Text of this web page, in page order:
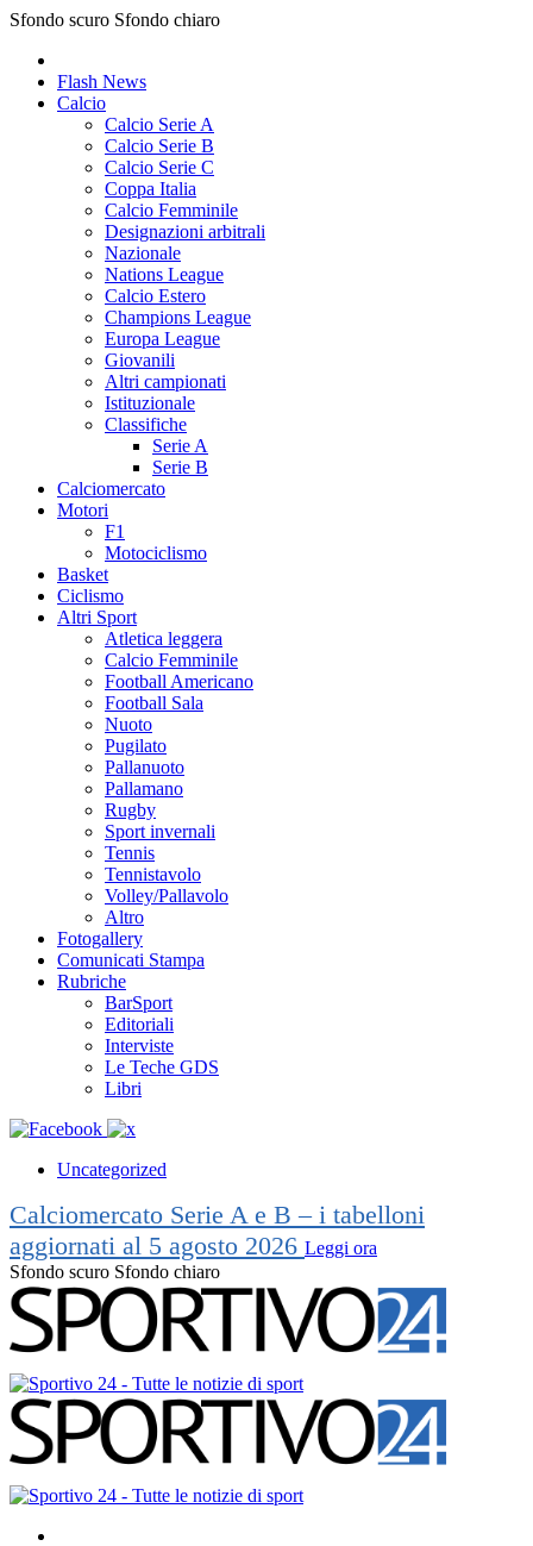
Sfondo scuro Sfondo chiaro
Flash News
Calcio
Calcio Serie A
Calcio Serie B
Calcio Serie C
Coppa Italia
Calcio Femminile
Designazioni arbitrali
Nazionale
Nations League
Calcio Estero
Champions League
Europa League
Giovanili
Altri campionati
Istituzionale
Classifiche
Serie A
Serie B
Calciomercato
Motori
F1
Motociclismo
Basket
Ciclismo
Altri Sport
Atletica leggera
Calcio Femminile
Football Americano
Football Sala
Nuoto
Pugilato
Pallanuoto
Pallamano
Rugby
Sport invernali
Tennis
Tennistavolo
Volley/Pallavolo
Altro
Fotogallery
Comunicati Stampa
Rubriche
BarSport
Editoriali
Interviste
Le Teche GDS
Libri
Uncategorized
Calciomercato Serie A e B – i tabelloni
aggiornati al 5 agosto 2026 Leggi ora
Sfondo scuro Sfondo chiaro